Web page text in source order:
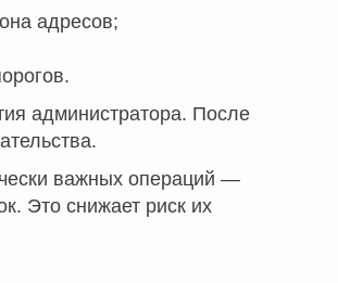
адресов;
администратора. После
важных операций —
Это снижает риск их